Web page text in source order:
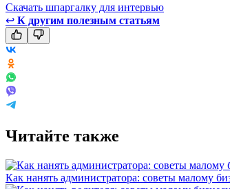
Скачать шпаргалку для интервью
↩ К другим полезным статьям
Читайте также
Как нанять администратора: советы малому